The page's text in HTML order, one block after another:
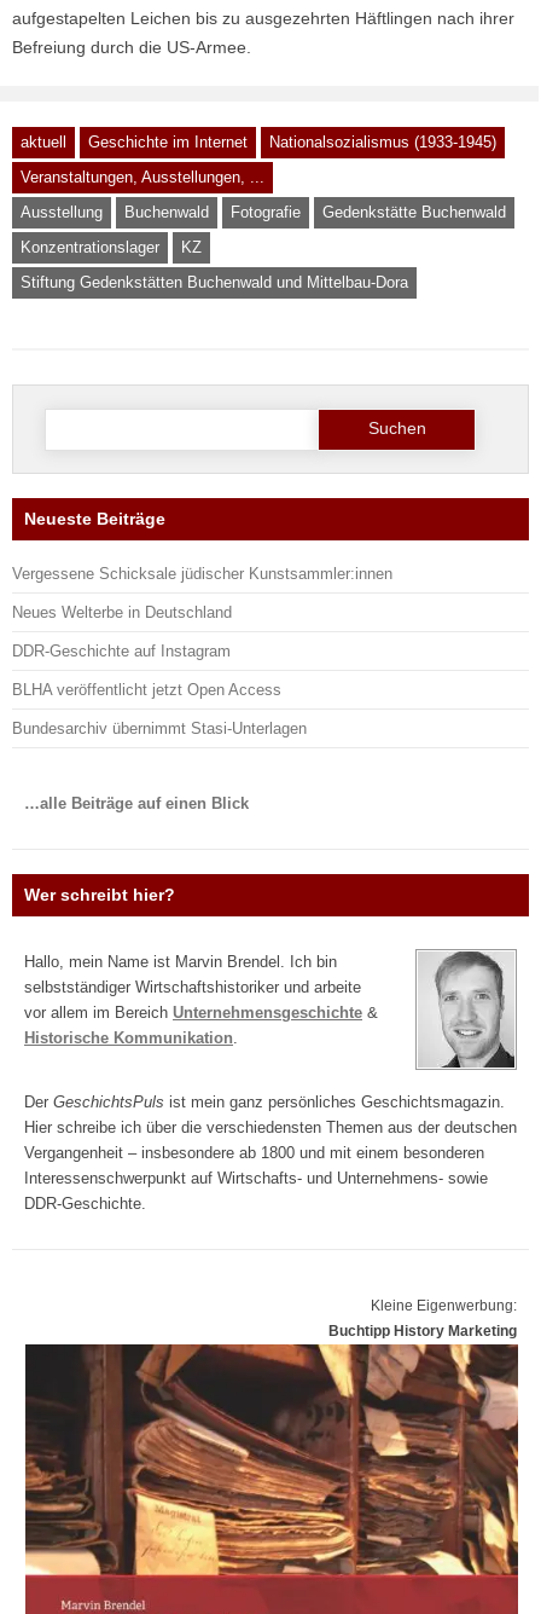
aufgestapelten Leichen bis zu ausgezehrten Häftlingen nach ihrer
Befreiung durch die US-Armee.
aktuell Geschichte im Internet
Nationalsozialismus (1933-1945)
Veranstaltungen, Ausstellungen, ...
Ausstellung
Buchenwald Fotografie
Gedenkstätte Buchenwald
Konzentrationslager
KZ
Stiftung Gedenkstätten Buchenwald und Mittelbau-Dora
Suche
Neueste Beiträge
Vergessene Schicksale jüdischer Kunstsammler:innen
Neues Welterbe in Deutschland
DDR-Geschichte auf Instagram
BLHA veröffentlicht jetzt Open Access
Bundesarchiv übernimmt Stasi-Unterlagen
…alle Beiträge auf einen Blick
Wer schreibt hier?
Hallo, mein Name ist Marvin Brendel. Ich bin
selbstständiger Wirtschaftshistoriker und arbeite
vor allem im Bereich Unternehmensgeschichte &
Historische Kommunikation
Der GeschichtsPuls ist mein ganz persönliches Geschichtsmagazin.
Hier schreibe ich über die verschiedensten Themen aus der deutschen
Vergangenheit – insbesondere ab 1800 und mit einem besonderen
Interessenschwerpunkt auf Wirtschafts- und Unternehmens- sowie
DDR-Geschichte.
Kleine Eigenwerbung:
Buchtipp History Marketing